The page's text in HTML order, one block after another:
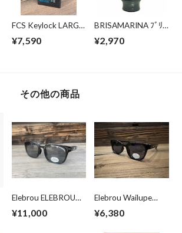
FCS Keylock LARGE
¥7,590
BRISAMARINA ﾌﾞﾘｻ
UVｸﾘｰﾑ 70g (WHT)
¥2,970
その他の商品
Elebrou ELEBROU
SHINE
¥11,000
Elebrou Wailupe
江産偏光レンズ）
¥6,380